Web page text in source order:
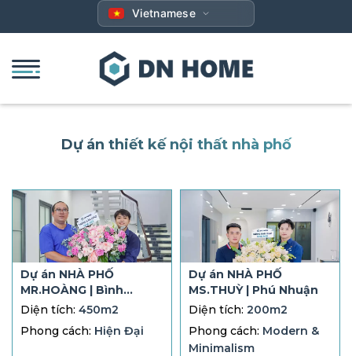
qua
dung
Vietnamese
Dự án thiết kế nội thất nhà phố
Dự án NHÀ PHỐ
MR.HOÀNG | Bình
Chánh
Diện tích: 450m2
Phong cách: Hiện Đại
Dự án NHÀ PHỐ
MS.THUỲ | Phú Nhuận
Diện tích: 200m2
Phong cách: Modern &
Minimalism